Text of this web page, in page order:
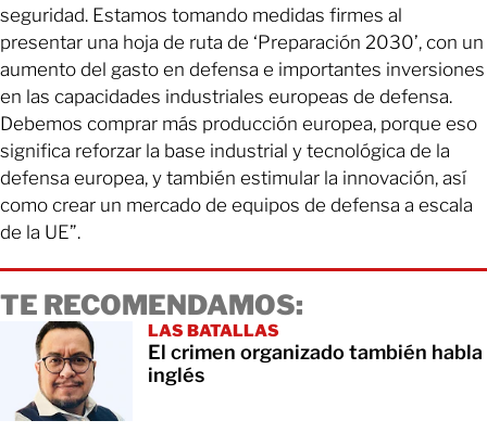
seguridad. Estamos tomando medidas firmes al
presentar una hoja de ruta de ‘Preparación 2030’, con un
aumento del gasto en defensa e importantes inversiones
en las capacidades industriales europeas de defensa.
Debemos comprar más producción europea, porque eso
significa reforzar la base industrial y tecnológica de la
defensa europea, y también estimular la innovación, así
como crear un mercado de equipos de defensa a escala
de la UE”.
TE RECOMENDAMOS:
LAS BATALLAS
El crimen organizado también habla
inglés